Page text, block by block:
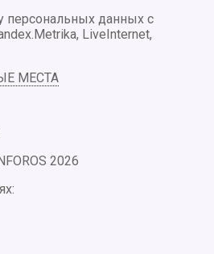
персональных данных с
LiveInternet,
МЕСТА
INFOROS 2026